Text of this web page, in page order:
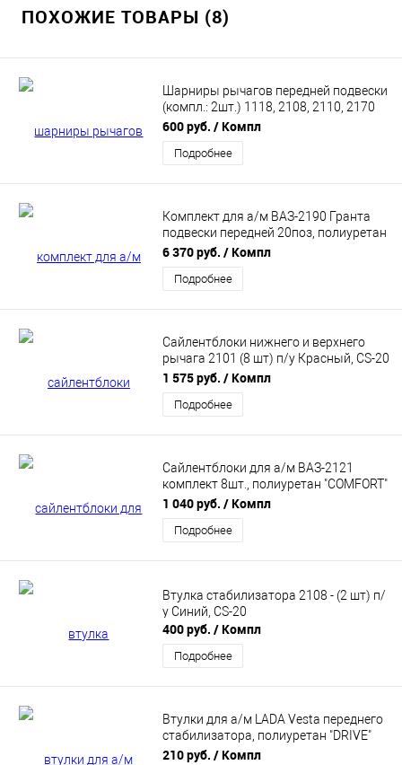
ПОХОЖИЕ ТОВАРЫ (8)
Шарниры рычагов передней подвески
(компл.: 2шт.) 1118, 2108, 2110, 2170
(желтый) "COMFORT" CS20 (CS10420)
600 руб. / Компл
Подробнее
Комплект для а/м ВАЗ-2190 Гранта
подвески передней 20поз, полиуретан
"DRIVE" CS20 (CS10430)
6 370 руб. / Компл
Подробнее
Сайлентблоки нижнего и верхнего
рычага 2101 (8 шт) п/у Красный, CS-20
05085
1 575 руб. / Компл
Подробнее
Сайлентблоки для а/м ВАЗ-2121
комплект 8шт., полиуретан "COMFORT"
CS20 (CS10424)
1 040 руб. / Компл
Подробнее
Втулка стабилизатора 2108 - (2 шт) п/
у Синий, CS-20
400 руб. / Компл
Подробнее
Втулки для а/м LADA Vesta переднего
стабилизатора, полиуретан "DRIVE"
CS20 (CS09703)
210 руб. / Компл